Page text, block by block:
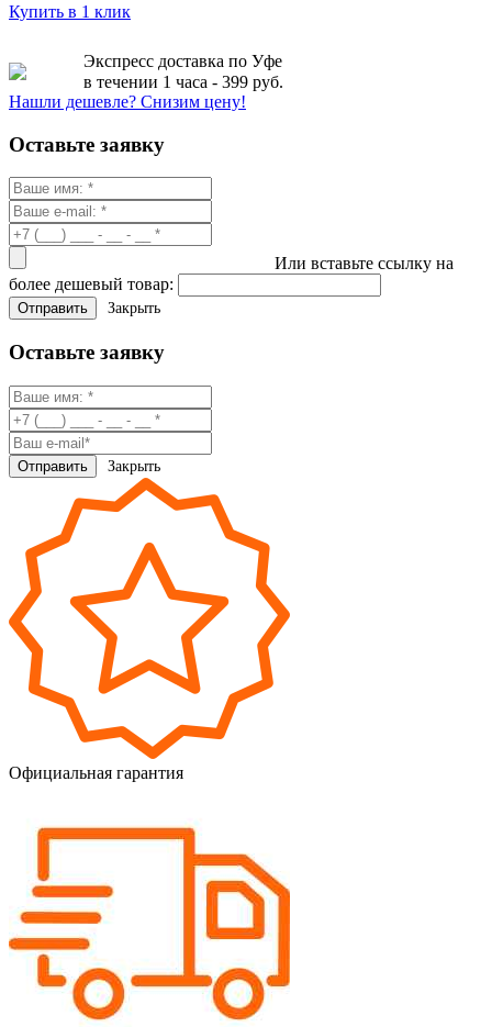
Купить в 1 клик
Экспресс доставка по Уфе
в течении 1 часа - 399 руб.
Нашли дешевле? Снизим цену!
Оставьте заявку
Или вставьте ссылку на
более дешевый товар:
Закрыть
Оставьте заявку
Закрыть
Официальная гарантия